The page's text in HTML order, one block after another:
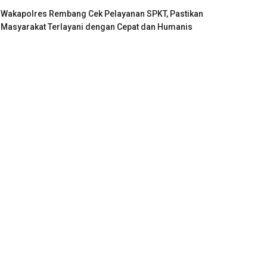
Wakapolres Rembang Cek Pelayanan SPKT, Pastikan
Masyarakat Terlayani dengan Cepat dan Humanis